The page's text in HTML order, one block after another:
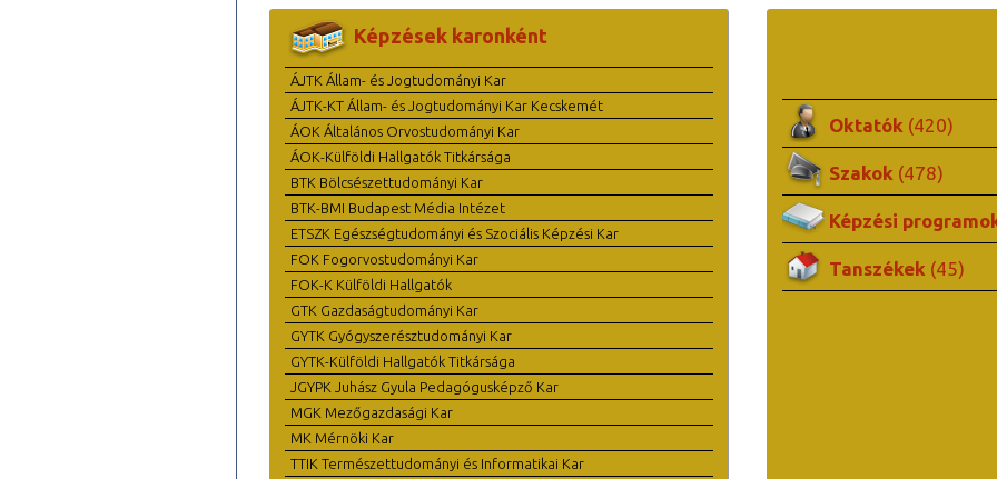
Képzések karonként
ÁJTK Állam- és Jogtudományi Kar
ÁJTK-KT Állam- és Jogtudományi Kar Kecskemét
ÁOK Általános Orvostudományi Kar
ÁOK-Külföldi Hallgatók Titkársága
BTK Bölcsészettudományi Kar
BTK-BMI Budapest Média Intézet
ETSZK Egészségtudományi és Szociális Képzési Kar
FOK Fogorvostudományi Kar
FOK-K Külföldi Hallgatók
GTK Gazdaságtudományi Kar
GYTK Gyógyszerésztudományi Kar
GYTK-Külföldi Hallgatók Titkársága
JGYPK Juhász Gyula Pedagógusképző Kar
MGK Mezőgazdasági Kar
MK Mérnöki Kar
TTIK Természettudományi és Informatikai Kar
Oktatók (420)
Szakok (478)
Képzési
Tanszékek (45)